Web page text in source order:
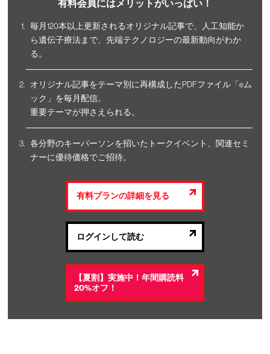
有料会員にはメリットがいっぱい！
毎月120本以上更新されるオリジナル記事で、人工知能か
ら遺伝子療法まで、先端テクノロジーの最新動向がわか
る。
オリジナル記事をテーマ別に再構成したPDFファイル「eム
ック」を毎月配信。
重要テーマが押さえられる。
各分野のキーパーソンを招いたトークイベント、関連セミ
ナーに優待価格でご招待。
有料プランの詳細を見る
ログインして読む
【夏割】実施中！年間購読料
20%オフ！